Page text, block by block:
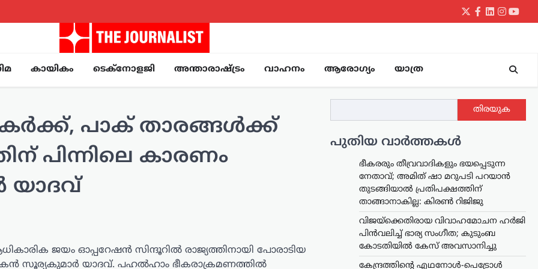
Twitter
Facebook
LinkedIn
കായികം ടെക്നോളജി അന്താരാഷ്ട്രം വാഹനം ആരോഗ്യം യാത്ര
പാക് താരങ്ങൾക്ക്
പിന്നിലെ കാരണം
യാദവ്
ജയം ഓപ്പറേഷന്‍ സിന്ദൂറില്‍ രാജ്യത്തിനായി പോരാടിയ
സൂര്യകുമാര്‍ യാദവ്. പഹല്‍ഹാം ഭീകരാക്രമണത്തില്‍
തിരയുക
പുതിയ വാർത്തകൾ
ഭീകരരും തീവ്രവാദികളും ഭയപ്പെടുന്ന
നേതാവ്; അമിത് ഷാ മറുപടി പറയാൻ
തുടങ്ങിയാൽ പ്രതിപക്ഷത്തിന്
താങ്ങാനാകില്ല: കിരൺ റിജിജു
വിജയ്‌ക്കെതിരായ വിവാഹമോചന ഹർജി
പിൻവലിച്ച് ഭാര്യ സംഗീത; കുടുംബ
കോടതിയിൽ കേസ് അവസാനിച്ചു
കേന്ദ്രത്തിന്റെ എഥനോൾ-പെട്രോൾ